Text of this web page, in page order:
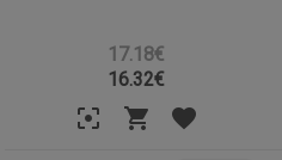
17.18€
16.32€